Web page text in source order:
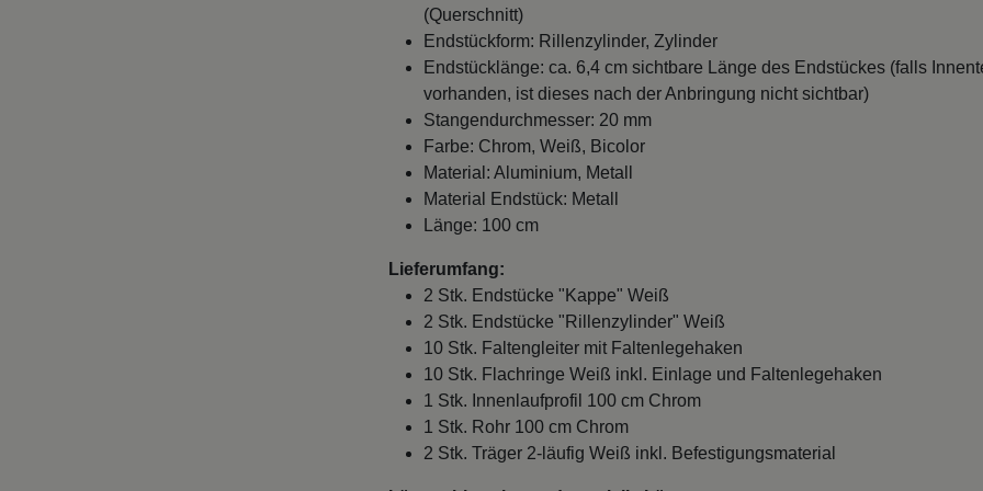
(Querschnitt)
Endstückform: Rillenzylinder, Zylinder
Endstücklänge: ca. 6,4 cm sichtbare Länge des Endstückes (falls
vorhanden, ist dieses nach der Anbringung nicht sichtbar)
Stangendurchmesser: 20 mm
Farbe: Chrom, Weiß, Bicolor
Material: Aluminium, Metall
Material Endstück: Metall
Länge: 100 cm
Lieferumfang:
2 Stk. Endstücke "Kappe" Weiß
2 Stk. Endstücke "Rillenzylinder" Weiß
10 Stk. Faltengleiter mit Faltenlegehaken
10 Stk. Flachringe Weiß inkl. Einlage und Faltenlegehaken
1 Stk. Innenlaufprofil 100 cm Chrom
1 Stk. Rohr 100 cm Chrom
2 Stk. Träger 2-läufig Weiß inkl. Befestigungsmaterial